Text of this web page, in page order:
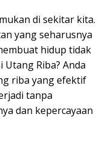
di sekitar kita.
yang seharusnya
hidup tidak
Riba? Anda
riba yang efektif
tanpa
dan kepercayaan